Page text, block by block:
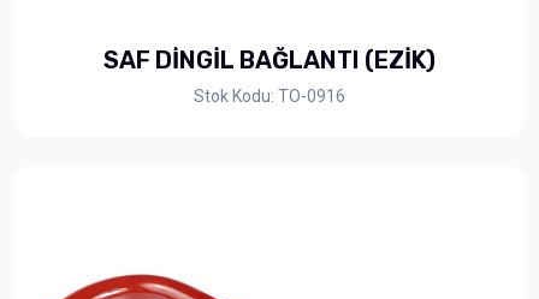
SAF DİNGİL BAĞLANTI (EZİK)
Stok Kodu: TO-0916